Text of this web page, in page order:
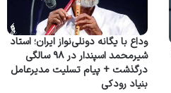
وداع با یگانه دونلی‌نواز ایران؛ استاد
شیرمحمد اسپندار در ۹۸ سالگی
درگذشت + پیام تسلیت مدیرعامل
بنیاد رودکی